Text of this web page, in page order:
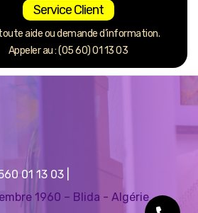
Service Client
aide ou demande d’information.
Appeler au : (05 60) 01 13 03
01 13 03
1960 – Blida - Algérie